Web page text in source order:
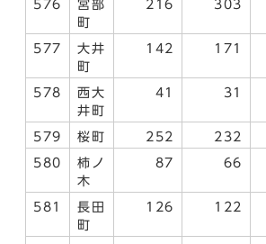
576
宮部
町
216 303
577
大井
町
142 171
578
西大
井町
41 31
579 桜町 252 232
580
柿ノ
木
87 66
581
長田
町
126 122